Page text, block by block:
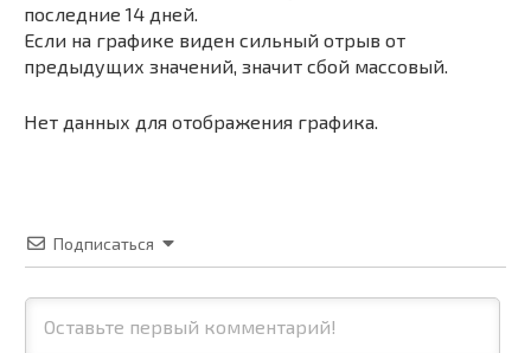
последние 14 дней.
Если на графике виден сильный отрыв от
предыдущих значений, значит сбой массовый.
Нет данных для отображения графика.
Подписаться